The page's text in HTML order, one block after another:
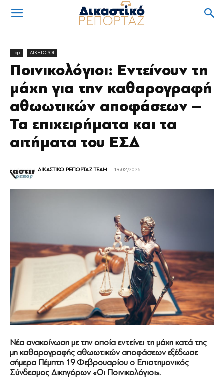
Top ΔΙΚΗΓΟΡΟΙ
Ποινικολόγιοι: Εντείνουν τη
μάχη για την καθαρογραφή
αθωωτικών αποφάσεων –
Τα επιχειρήματα και τα
αιτήματα του ΕΣΔ
ΔΙΚΑΣΤΙΚΟ ΡΕΠΟΡΤΑΖ TEAM - 19/02/2026
Νέα ανακοίνωση με την οποία εντείνει τη μάχη κατά της
μη καθαρογραφής αθωωτικών αποφάσεων εξέδωσε
σήμερα Πέμπτη 19 Φεβρουαρίου ο Επιστημονικός
Σύνδεσμος Δικηγόρων «Οι Ποινικολόγιοι».